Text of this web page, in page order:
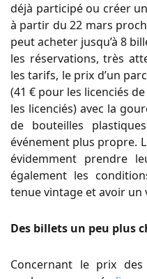
déjà participé ou créer
à partir du 22 mars
peut acheter jusqu’à 8
les réservations, très
les tarifs, le prix d’un
(41 € pour les licenciés
les licenciés) avec la
de bouteilles
événement plus propre.
évidemment prendre
également les
tenue vintage et avoir un
Des billets un peu plus
Concernant le prix